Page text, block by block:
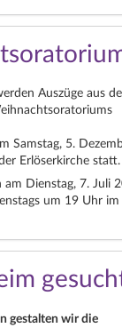
Auszüge aus
Samstag, 5.
Erlöserkirche statt.
am Dienstag, 7. Juli
um 19 Uhr im
gestalten wir die